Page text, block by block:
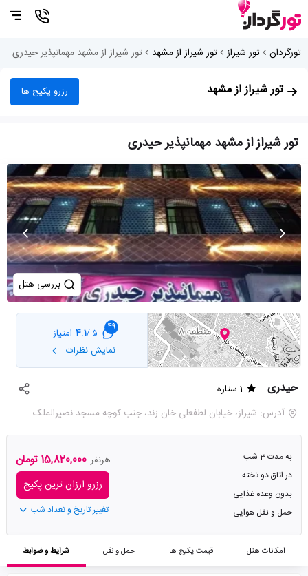
تورگردان تور شیراز تور شیراز از مشهد تور شیراز از مشهد مهمانپذیر حیدری
تور شیراز از مشهد رزرو پکیج ها
تور شیراز از مشهد مهمانپذیر حیدری
بررسی هتل
49
5 /
4.1 امتیاز
نمایش نظرات
حیدری
1 ستاره
آدرس: شیراز، خیابان لطفعلی خان زند، جنب کوچه مسجد نصیرالملک
به مدت 3 شب
در اتاق دو تخته
بدون وعده غذایی
حمل و نقل هوایی
هرنفر 15,820,000 تومان
رزرو ارزان ترین پکیج
تغییر تاریخ و تعداد شب
امکانات هتل قیمت پکیج ها حمل و نقل شرایط و ضوابط